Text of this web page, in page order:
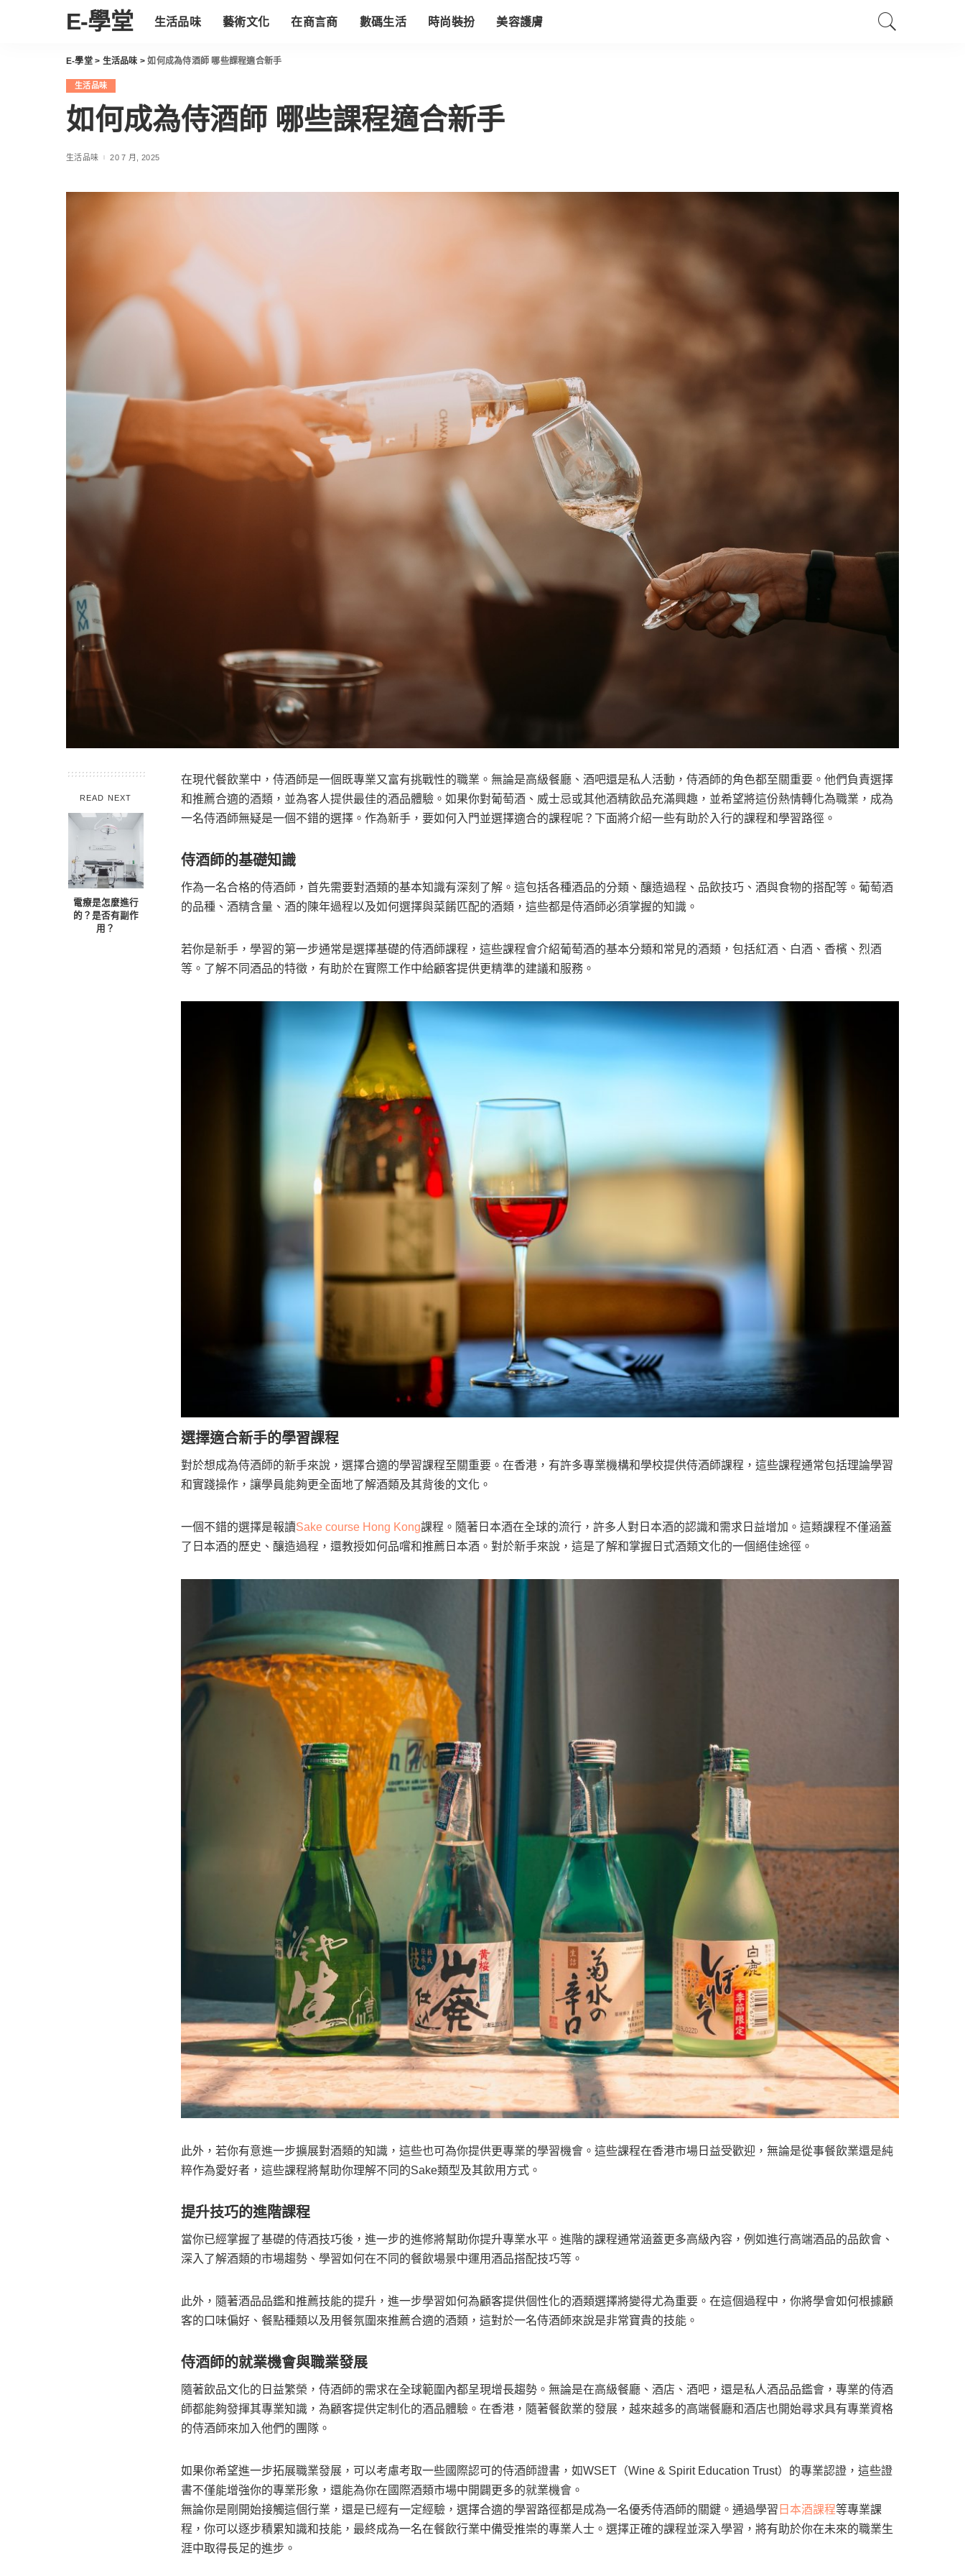
E-學堂 生活品味 藝術文化 在商言商 數碼生活 時尚裝扮 美容護膚
E-學堂> 生活品味 >如何成為侍酒師 哪些課程適合新手
生活品味
如何成為侍酒師 哪些課程適合新手
生活品味 20 7 月, 2025
READ NEXT
電療是怎麼進行
的？是否有副作
用？
在現代餐飲業中，侍酒師是一個既專業又富有挑戰性的職業。無論是高級餐廳、酒吧還是私人活動，侍酒師的角色都至關重要。他們負責選擇
和推薦合適的酒類，並為客人提供最佳的酒品體驗。如果你對葡萄酒、威士忌或其他酒精飲品充滿興趣，並希望將這份熱情轉化為職業，成為
一名侍酒師無疑是一個不錯的選擇。作為新手，要如何入門並選擇適合的課程呢？下面將介紹一些有助於入行的課程和學習路徑。
侍酒師的基礎知識
作為一名合格的侍酒師，首先需要對酒類的基本知識有深刻了解。這包括各種酒品的分類、釀造過程、品飲技巧、酒與食物的搭配等。葡萄酒
的品種、酒精含量、酒的陳年過程以及如何選擇與菜餚匹配的酒類，這些都是侍酒師必須掌握的知識。
若你是新手，學習的第一步通常是選擇基礎的侍酒師課程，這些課程會介紹葡萄酒的基本分類和常見的酒類，包括紅酒、白酒、香檳、烈酒
等。了解不同酒品的特徵，有助於在實際工作中給顧客提供更精準的建議和服務。
選擇適合新手的學習課程
對於想成為侍酒師的新手來說，選擇合適的學習課程至關重要。在香港，有許多專業機構和學校提供侍酒師課程，這些課程通常包括理論學習
和實踐操作，讓學員能夠更全面地了解酒類及其背後的文化。
一個不錯的選擇是報讀Sake course Hong Kong課程。隨著日本酒在全球的流行，許多人對日本酒的認識和需求日益增加。這類課程不僅涵蓋
了日本酒的歷史、釀造過程，還教授如何品嚐和推薦日本酒。對於新手來說，這是了解和掌握日式酒類文化的一個絕佳途徑。
此外，若你有意進一步擴展對酒類的知識，這些也可為你提供更專業的學習機會。這些課程在香港市場日益受歡迎，無論是從事餐飲業還是純
粹作為愛好者，這些課程將幫助你理解不同的Sake類型及其飲用方式。
提升技巧的進階課程
當你已經掌握了基礎的侍酒技巧後，進一步的進修將幫助你提升專業水平。進階的課程通常涵蓋更多高級內容，例如進行高端酒品的品飲會、
深入了解酒類的市場趨勢、學習如何在不同的餐飲場景中運用酒品搭配技巧等。
此外，隨著酒品品鑑和推薦技能的提升，進一步學習如何為顧客提供個性化的酒類選擇將變得尤為重要。在這個過程中，你將學會如何根據顧
客的口味偏好、餐點種類以及用餐氛圍來推薦合適的酒類，這對於一名侍酒師來說是非常寶貴的技能。
侍酒師的就業機會與職業發展
隨著飲品文化的日益繁榮，侍酒師的需求在全球範圍內都呈現增長趨勢。無論是在高級餐廳、酒店、酒吧，還是私人酒品品鑑會，專業的侍酒
師都能夠發揮其專業知識，為顧客提供定制化的酒品體驗。在香港，隨著餐飲業的發展，越來越多的高端餐廳和酒店也開始尋求具有專業資格
的侍酒師來加入他們的團隊。
如果你希望進一步拓展職業發展，可以考慮考取一些國際認可的侍酒師證書，如WSET（Wine & Spirit Education Trust）的專業認證，這些證
書不僅能增強你的專業形象，還能為你在國際酒類市場中開闢更多的就業機會。
無論你是剛開始接觸這個行業，還是已經有一定經驗，選擇合適的學習路徑都是成為一名優秀侍酒師的關鍵。通過學習 日本酒課程等專業課
程，你可以逐步積累知識和技能，最終成為一名在餐飲行業中備受推崇的專業人士。選擇正確的課程並深入學習，將有助於你在未來的職業生
涯中取得長足的進步。